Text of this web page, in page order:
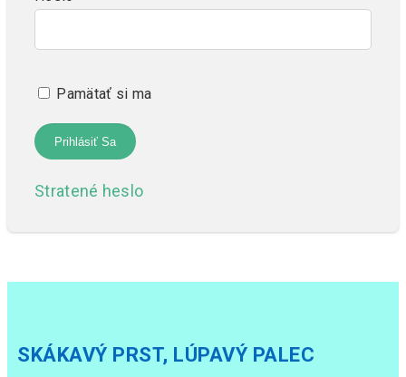
Pamätať si ma
Stratené heslo
SKÁKAVÝ PRST, LÚPAVÝ PALEC